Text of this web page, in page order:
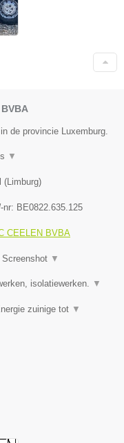
BVBA
de provincie Luxemburg.
▼
( Limburg)
nr: BE0822.635.125
CEELEN BVBA
Screenshot ▼
isolatiewerken. ▼
zuinige tot ▼